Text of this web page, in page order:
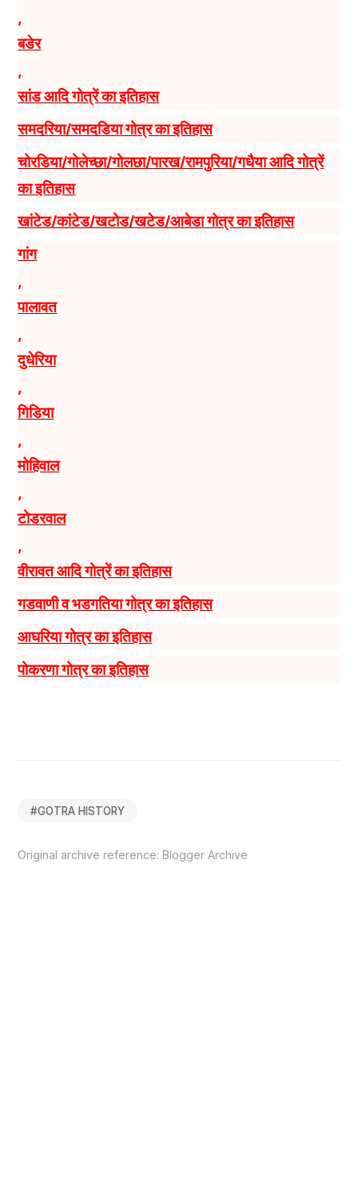
,
बडेर
,
सांड आदि गोत्रें का इतिहास
समदरिया/समदडिया गोत्र का इतिहास
चोरडिया/गोलेच्छा/गोलछा/पारख/रामपुरिया/गधैया आदि गोत्रें
का इतिहास
खांटेड/कांटेड/खटोड/खटेड/आबेडा गोत्र का इतिहास
गांग
,
पालावत
,
दुधेरिया
,
गिडिया
,
मोहिवाल
,
टोडरवाल
,
वीरावत आदि गोत्रें का इतिहास
गडवाणी व भडगतिया गोत्र का इतिहास
आघरिया गोत्र का इतिहास
पोकरणा गोत्र का इतिहास
#GOTRA HISTORY
Original archive reference:Blogger Archive